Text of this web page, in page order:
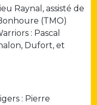
Raynal, assisté de
(TMO)
: Pascal
Dufort, et
: Pierre